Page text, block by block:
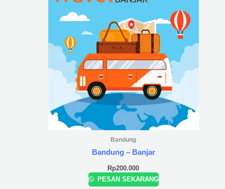
Bandung
Bandung – Banjar
Rp200.000
PESAN SEKARANG